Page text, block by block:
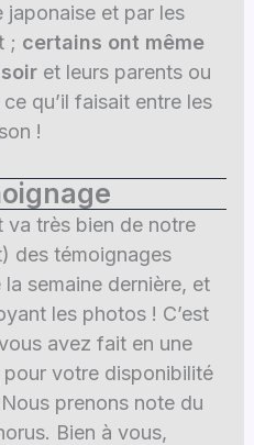
japonaise et par les
; certains ont même
et leurs parents ou
qu’il faisait entre les
!
va très bien de notre
des témoignages
semaine dernière, et
les photos ! C’est
avez fait en une
pour votre disponibilité
prenons note du
Bien à vous,